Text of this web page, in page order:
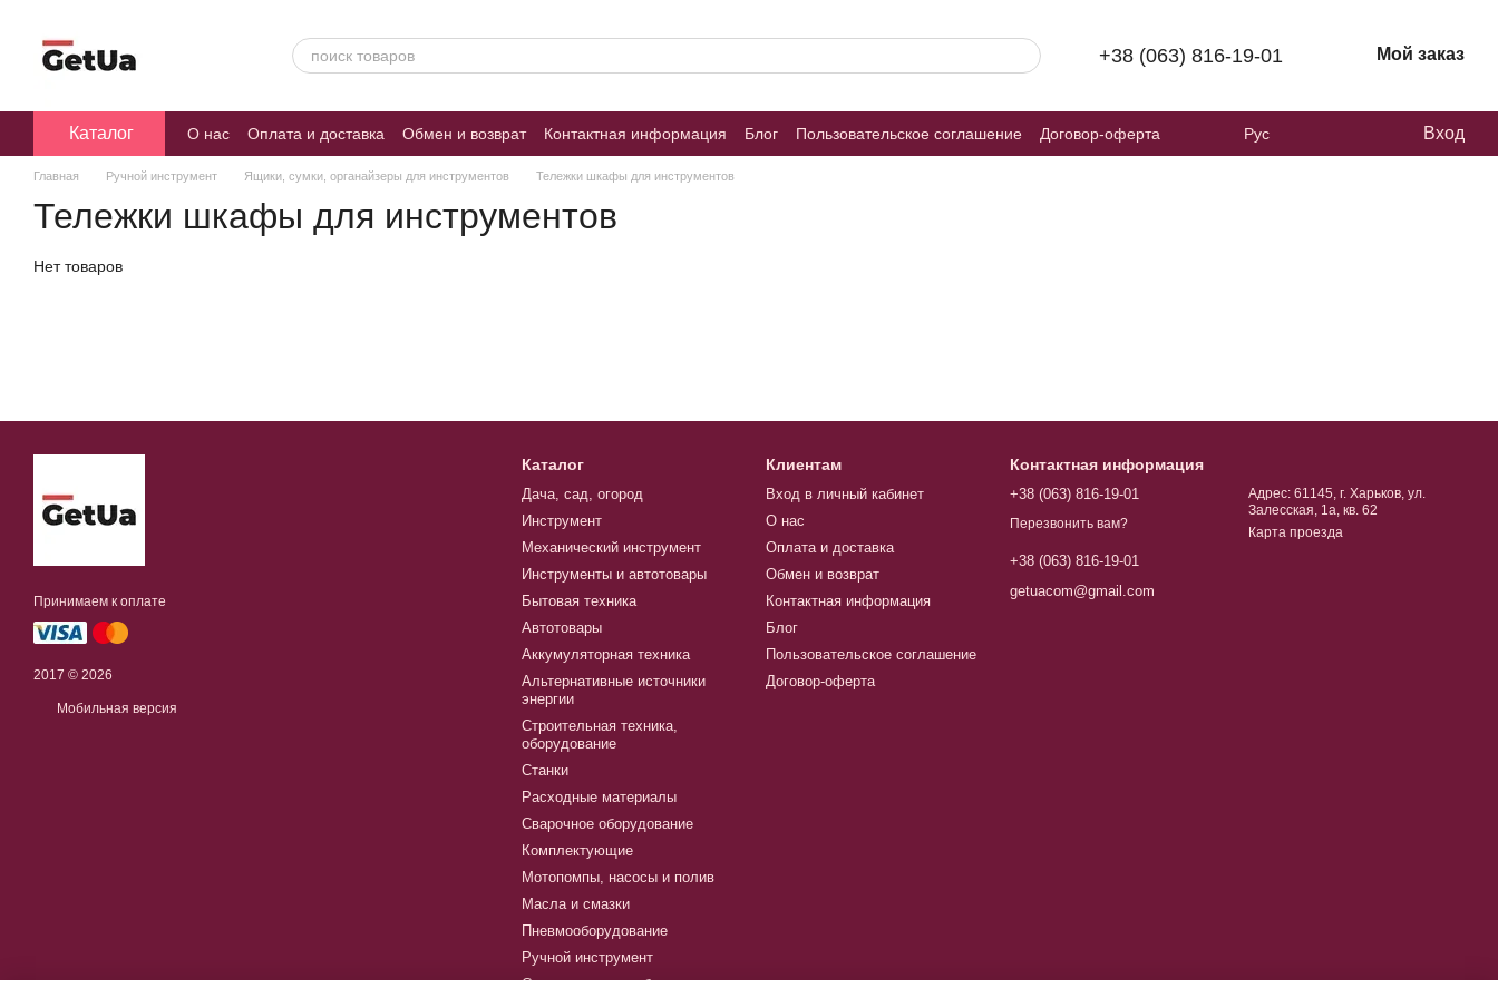
+38 (063) 816-19-01 Мой заказ
Каталог О нас Оплата и доставка Обмен и возврат Контактная информация Блог Пользовательское соглашение Договор-оферта Рус Вход
Главная Ручной инструмент Ящики, сумки, органайзеры для инструментов Тележки шкафы для инструментов
Тележки шкафы для инструментов
Нет товаров
Принимаем к оплате
2017 © 2026
Мобильная версия
Каталог
Дача, сад, огород
Инструмент
Механический инструмент
Инструменты и автотовары
Бытовая техника
Автотовары
Аккумуляторная техника
Альтернативные источники
энергии
Строительная техника,
оборудование
Станки
Расходные материалы
Сварочное оборудование
Комплектующие
Мотопомпы, насосы и полив
Масла и смазки
Пневмооборудование
Ручной инструмент
Сантехническое оборудование
Клиентам
Вход в личный кабинет
О нас
Оплата и доставка
Обмен и возврат
Контактная информация
Блог
Пользовательское соглашение
Договор-оферта
Контактная информация
+38 (063) 816-19-01
Перезвонить вам?
+38 (063) 816-19-01
getuacom@gmail.com
Адрес: 61145, г. Харьков, ул.
Залесская, 1а, кв. 62
Карта проезда